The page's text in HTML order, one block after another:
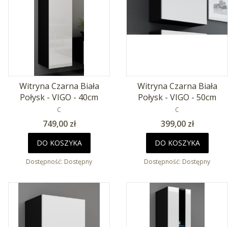
Witryna Czarna Biała
Połysk - VIGO - 40cm
PRODUCENT
C
Cena
749,00 zł
DO KOSZYKA
Dostępność: Dostępny
Witryna Czarna Biała
Połysk - VIGO - 50cm
PRODUCENT
C
Cena
399,00 zł
DO KOSZYKA
Dostępność: Dostępny